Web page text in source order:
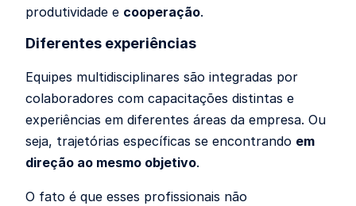
produtividade e cooperação.
Diferentes experiências
Equipes multidisciplinares são integradas por
colaboradores com capacitações distintas e
experiências em diferentes áreas da empresa. Ou
seja, trajetórias específicas se encontrando em
direção ao mesmo objetivo.
O fato é que esses profissionais não